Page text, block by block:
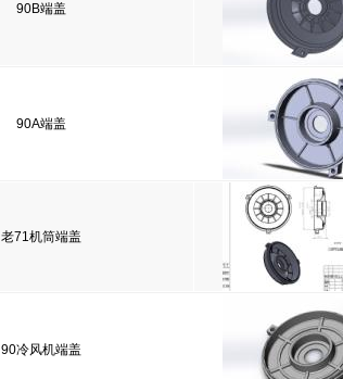
90B端盖
90A端盖
老71机筒端盖
90冷风机端盖